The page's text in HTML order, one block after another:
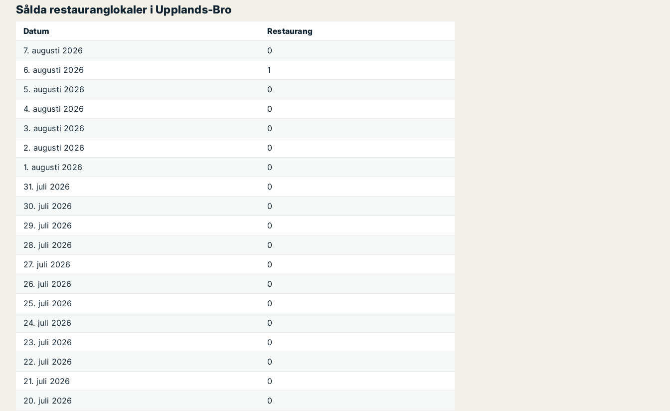
Sålda restauranglokaler i Upplands-Bro
Datum
Restaurang
7. augusti 2026
0
6. augusti 2026
1
5. augusti 2026
0
4. augusti 2026
0
3. augusti 2026
0
2. augusti 2026
0
1. augusti 2026
0
31. juli 2026
0
30. juli 2026
0
29. juli 2026
0
28. juli 2026
0
27. juli 2026
0
26. juli 2026
0
25. juli 2026
0
24. juli 2026
0
23. juli 2026
0
22. juli 2026
0
21. juli 2026
0
20. juli 2026
0